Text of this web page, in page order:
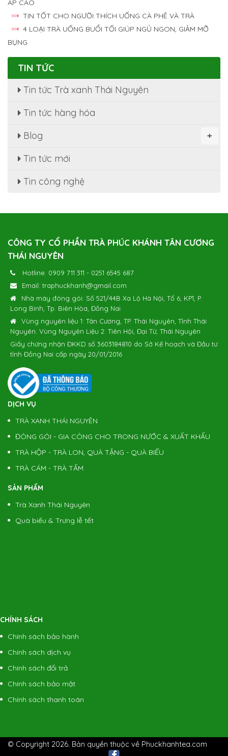
ÁP CAO
TIN TỐT CHO NGƯỜI THÍCH UỐNG CÀ PHÊ VÀ TRÀ
4 LOẠI TRÀ UỐNG BUỔI TỐI GIÚP NGỦ NGON, GIẢM MỠ
BỤNG
TIN TỨC
Tin tức Trà xanh Thái Nguyên
Tin tức hàng hóa
+
Blog
Tin tức mới
Tin công nghệ
CÔNG TY CỔ PHẦN TRÀ PHÚC KHÁNH TÂN CƯƠNG
THÁI NGUYÊN
Hotline: 0909 711 311 - 0251 6545 687
Email: traphuckhanh@gmail.com
Nhà máy đóng gói: Số 521/44B Xa Lộ Hà Nội, Tổ 6, KP1, P.
Long Bình, Tp. Biên Hòa, Đồng Nai
Vùng nguyên liệu 1: Tân Cương, TP. Thái Nguyên, Tỉnh Thái
Nguyên. Vùng Nguyên Liệu 2: Tiên Hội, Đại Từ, Thái Nguyên
Giấy chứng nhận ĐKKD số 3603184810 do Sở Kế hoạch và Đầu tư
tỉnh Đồng Nai cấp ngày 20/01/2016
DỊCH VỤ
TRÀ XANH THÁI NGUYÊN
ĐÓNG GÓI - GIA CÔNG CHO TRONG NƯỚC & XUẤT KHẨU
TRÀ HỘP - TRÀ LON, QUÀ TẶNG - QUÀ BIẾU
TRÀ CÁM - TRÀ TẤM
SẢN PHẨM
Trà Xanh Thái Nguyên
Quà biếu & Trưng lễ tết
CHÍNH SÁCH
Chính sách bảo hành
Chính sách dịch vụ
Chính sách đổi trả
Chính sách bảo mật
Chính sách thanh toán
© Copyright 2026. Bản quyền thuộc về Phuckhanhtea.com